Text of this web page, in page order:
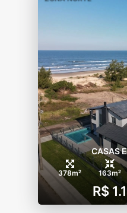
CASAS
378m² 163m²
R$